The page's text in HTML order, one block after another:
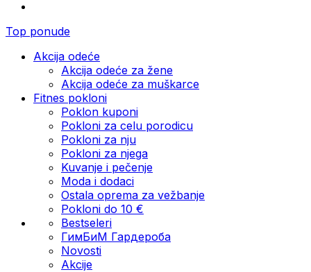
Top ponude
Akcija odeće
Akcija odeće za žene
Akcija odeće za muškarce
Fitnes pokloni
Poklon kuponi
Pokloni za celu porodicu
Pokloni za nju
Pokloni za njega
Kuvanje i pečenje
Moda i dodaci
Ostala oprema za vežbanje
Pokloni do 10 €
Bestseleri
ГимБиМ Гардeробa
Novosti
Akcije